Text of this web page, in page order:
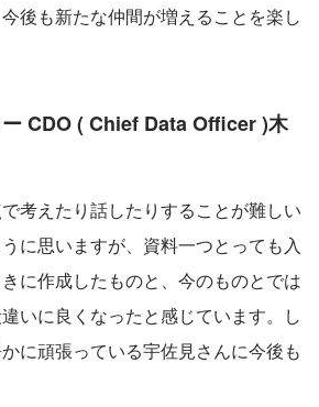
後も新たな仲間が増えることを楽し
CDO ( Chief Data Officer )木
考えたり話したりすることが難しい
に思いますが、資料一つとっても入
に作成したものと、今のものとでは
いに良くなったと感じています。し
に頑張っている宇佐見さんに今後も